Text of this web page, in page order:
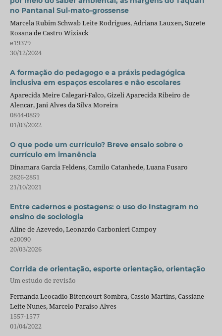
no Pantanal Sul-mato-grossense
Marcela Rubim Schwab Leite Rodrigues, Adriana Lauxen, Suzete
Rosana de Castro Wiziack
e19379
30/12/2024
A formação do pedagogo e a práxis pedagógica
inclusiva em espaços escolares e não escolares
Aparecida Meire Calegari-Falco, Gizeli Aparecida Ribeiro de
Alencar, Jani Alves da Silva Moreira
0844-0859
01/03/2022
O que pode um currículo? Breve ensaio sobre o
currículo em imanência
Dinamara Garcia Feldens, Camilo Catanhede, Luana Fusaro
2826-2851
21/10/2021
Entre cadernos e postagens: o uso do Instagram no
ensino de sociologia
Aline de Azevedo, Leonardo Carbonieri Campoy
e20090
20/03/2026
Corrida de orientação, esporte orientação, orientação
Um estudo de revisão
Fernanda Leocadio Bitencourt Sombra, Cassio Martins, Cassiane
Leite Nunes, Marcelo Paraiso Alves
1557-1577
01/04/2022